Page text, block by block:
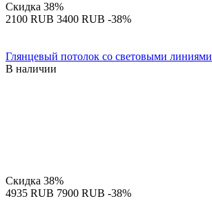
Скидка 38%
‍2100‍ RUB ‍3400‍ RUB -38%
Глянцевый потолок со световыми линиями
В наличии
Скидка 38%
‍4935‍ RUB ‍7900‍ RUB -38%